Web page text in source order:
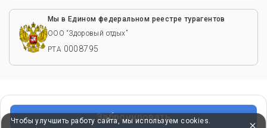
Забронировать
Мы в Едином федеральном реестре турагентов
ООО “Здоровый отдых”
РТА 0008795
Чтобы улучшить работу сайта, мы используем cookies.